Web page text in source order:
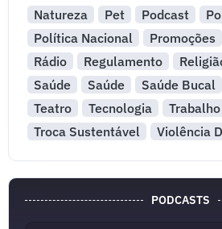
Natureza
Pet Podcast
Política Nacional
Promoções
Rádio
Regulamento
Saúde
Saúde Saúde Bucal
Teatro
Tecnologia Trabalho
Troca Sustentável
Violência
PODCASTS